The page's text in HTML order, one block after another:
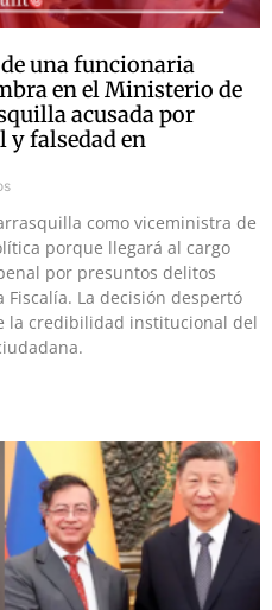
una funcionaria
en el Ministerio de
acusada por
y falsedad en
como viceministra de
porque llegará al cargo
por presuntos delitos
La decisión despertó
la credibilidad institucional del